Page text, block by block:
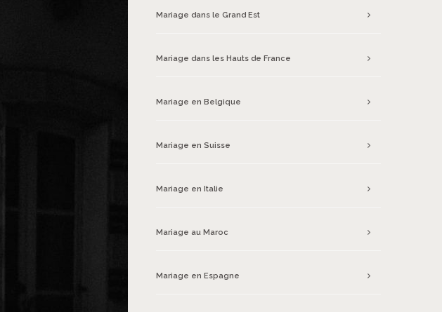
Mariage dans le Grand Est
Mariage dans les Hauts de France
Mariage en Belgique
Mariage en Suisse
Mariage en Italie
Mariage au Maroc
Mariage en Espagne